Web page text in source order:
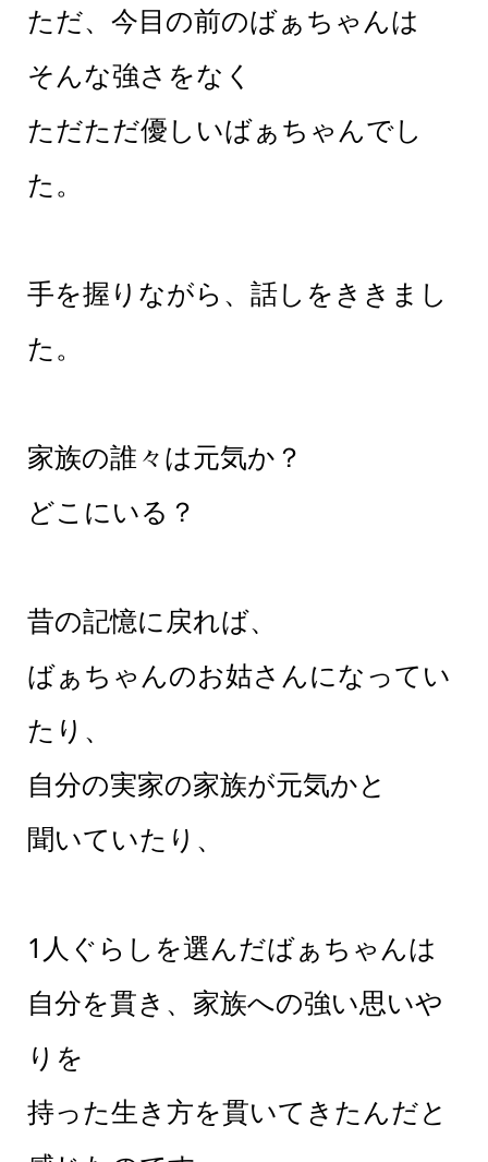
ただ、今目の前のばぁちゃんは
そんな強さをなく
ただただ優しいばぁちゃんでし
た。
手を握りながら、話しをききまし
た。
家族の誰々は元気か？
どこにいる？
昔の記憶に戻れば、
ばぁちゃんのお姑さんになってい
たり、
自分の実家の家族が元気かと
聞いていたり、
1人ぐらしを選んだばぁちゃんは
自分を貫き、家族への強い思いや
りを
持った生き方を貫いてきたんだと